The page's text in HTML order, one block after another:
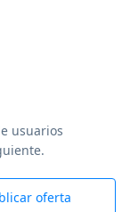
usuarios
oferta